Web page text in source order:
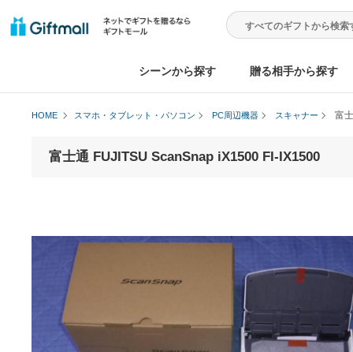
シーンから探す 贈る相手か